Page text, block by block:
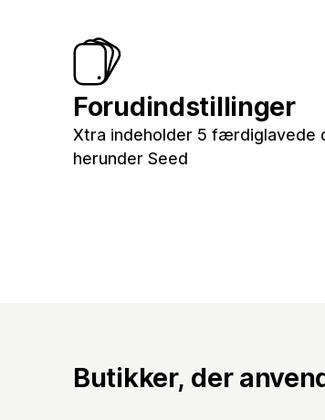
Forudindstillinger
Xtra indeholder 5 færdiglavede
herunder Seed
Butikker, der